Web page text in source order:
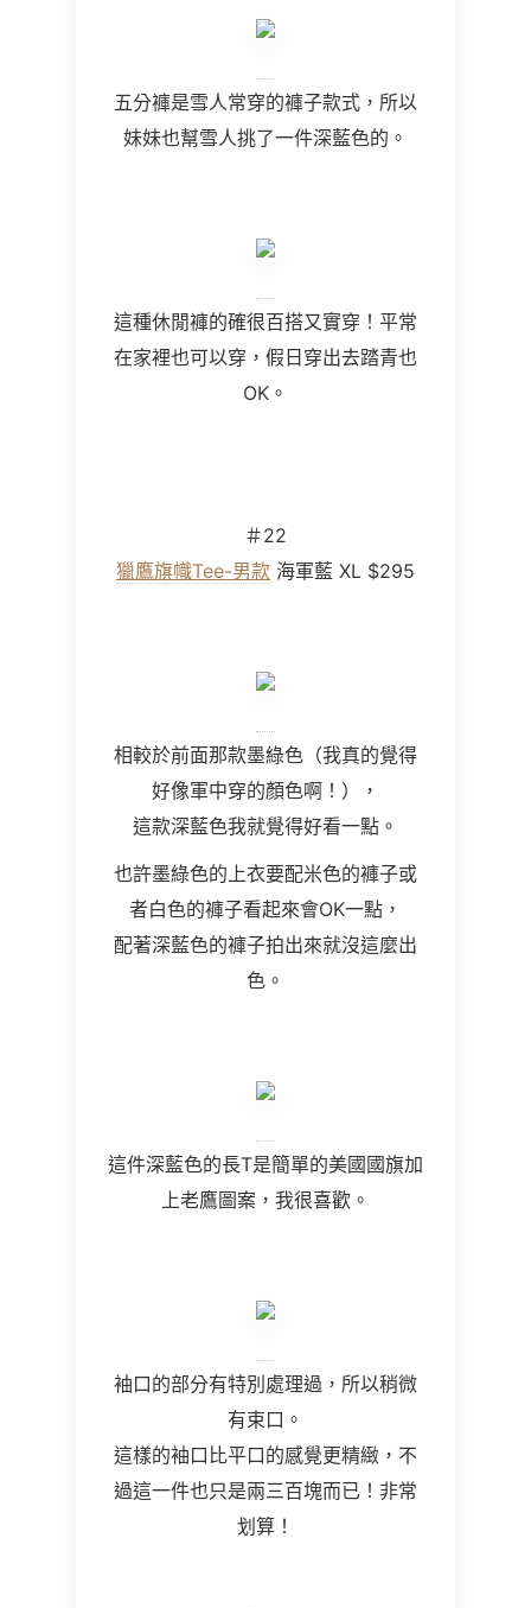
五分褲是雪人常穿的褲子款式，所以
妹妹也幫雪人挑了一件深藍色的。
這種休閒褲的確很百搭又實穿！平常
在家裡也可以穿，假日穿出去踏青也
OK。
＃22
獵鷹旗幟Tee-男款 海軍藍 XL $295
相較於前面那款墨綠色（我真的覺得
好像軍中穿的顏色啊！），
這款深藍色我就覺得好看一點。
也許墨綠色的上衣要配米色的褲子或
者白色的褲子看起來會OK一點，
配著深藍色的褲子拍出來就沒這麼出
色。
這件深藍色的長T是簡單的美國國旗加
上老鷹圖案，我很喜歡。
袖口的部分有特別處理過，所以稍微
有束口。
這樣的袖口比平口的感覺更精緻，不
過這一件也只是兩三百塊而已！非常
划算！